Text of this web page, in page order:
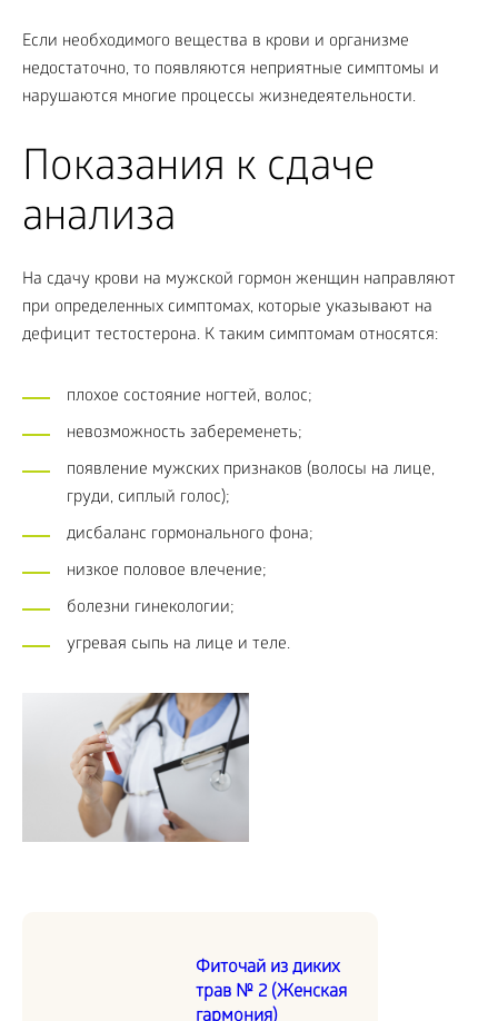
Если необходимого вещества в крови и организме
недостаточно, то появляются неприятные симптомы и
нарушаются многие процессы жизнедеятельности.
Показания к сдаче
анализа
На сдачу крови на мужской гормон женщин направляют
при определенных симптомах, которые указывают на
дефицит тестостерона. К таким симптомам относятся:
плохое состояние ногтей, волос;
невозможность забеременеть;
появление мужских признаков (волосы на лице,
груди, сиплый голос);
дисбаланс гормонального фона;
низкое половое влечение;
болезни гинекологии;
угревая сыпь на лице и теле.
Фиточай из диких
трав № 2 (Женская